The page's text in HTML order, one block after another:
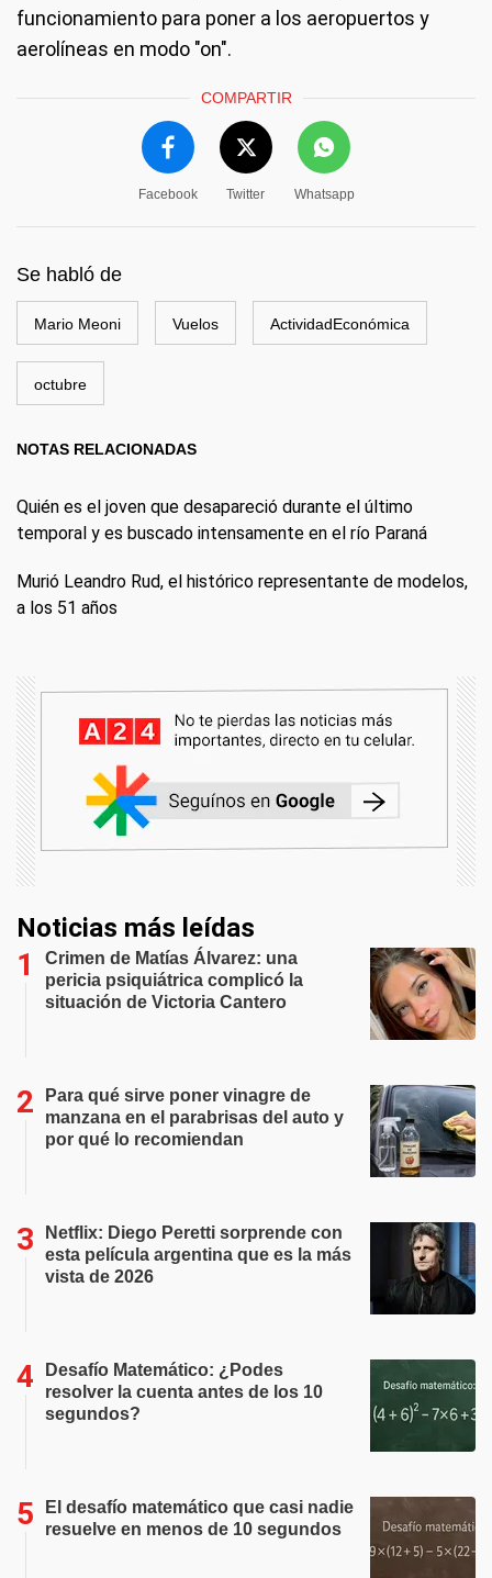
funcionamiento para poner a los aeropuertos y
aerolíneas en modo "on".
COMPARTIR
Facebook Twitter Whatsapp
Se habló de
Mario Meoni Vuelos ActividadEconómica
octubre
NOTAS RELACIONADAS
Quién es el joven que desapareció durante el último
temporal y es buscado intensamente en el río Paraná
Murió Leandro Rud, el histórico representante de modelos,
a los 51 años
Noticias más leídas
Crimen de Matías Álvarez: una
pericia psiquiátrica complicó la
situación de Victoria Cantero
Para qué sirve poner vinagre de
manzana en el parabrisas del auto y
por qué lo recomiendan
Netflix: Diego Peretti sorprende con
esta película argentina que es la más
vista de 2026
Desafío Matemático: ¿Podes
resolver la cuenta antes de los 10
segundos?
El desafío matemático que casi nadie
resuelve en menos de 10 segundos